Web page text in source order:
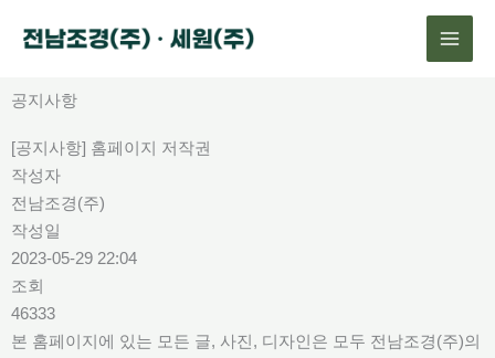
로
뛰
기
공지사항
[공지사항] 홈페이지 저작권
작성자
전남조경(주)
작성일
2023-05-29 22:04
조회
46333
본 홈페이지에 있는 모든 글, 사진, 디자인은 모두 전남조경(주)의